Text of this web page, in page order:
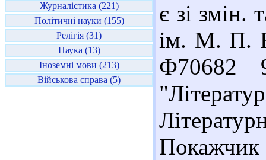
Журналістика (221)
Політичні науки (155)
Релігія (31)
Наука (13)
Іноземні мови (213)
Військова справа (5)
є зі змін.
ім. М. П.
Ф70682
Покажчик